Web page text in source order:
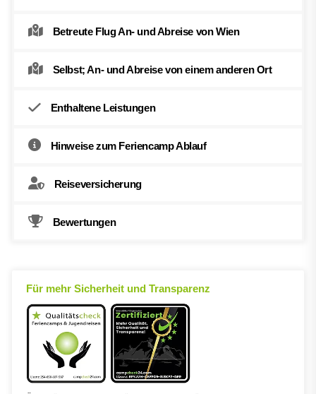
Betreute Flug An- und Abreise von Wien
Selbst; An- und Abreise von einem anderen Ort
Enthaltene Leistungen
Hinweise zum Feriencamp Ablauf
Reiseversicherung
Bewertungen
Für mehr Sicherheit und Transparenz